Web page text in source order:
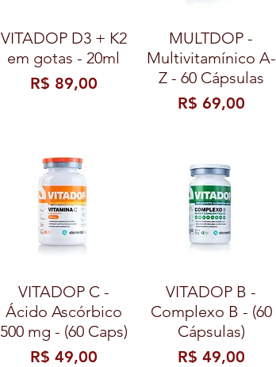
VITADOP D3 + K2
em gotas - 20ml
Preço
R$ 89,00
MULTDOP -
Multivitamínico A-
Z - 60 Cápsulas
Preço
R$ 69,00
VITADOP C -
Ácido Ascórbico
500 mg - (60 Caps)
Preço
R$ 49,00
VITADOP B -
Complexo B - (60
Cápsulas)
Preço
R$ 49,00